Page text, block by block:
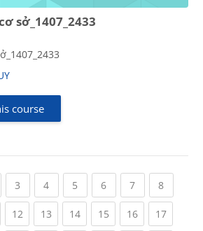
sở_1407_2433
course
3 (current)
4(current)
5 (current)
6(current)
7(current)
8(current)
(current)
12(current)
13(current)
14(current)
15(current)
16(current)
17